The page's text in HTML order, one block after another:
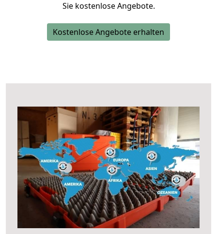
Sie kostenlose Angebote.
Kostenlose Angebote erhalten